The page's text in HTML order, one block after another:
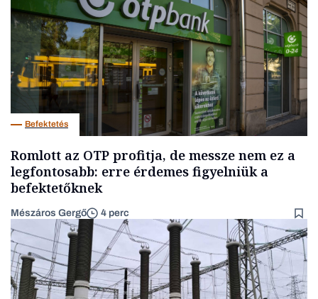
Befektetés
Romlott az OTP profitja, de messze nem ez a
legfontosabb: erre érdemes figyelniük a
befektetőknek
Mészáros Gergő 4 perc